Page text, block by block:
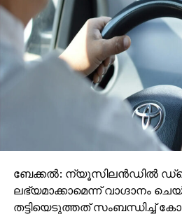
ബേക്കല്‍: ന്യൂസിലന്‍ഡില്‍
ലഭ്യമാക്കാമെന്ന് വാഗ്ദാനം
തട്ടിയെടുത്തത് സംബന്ധിച്ച്